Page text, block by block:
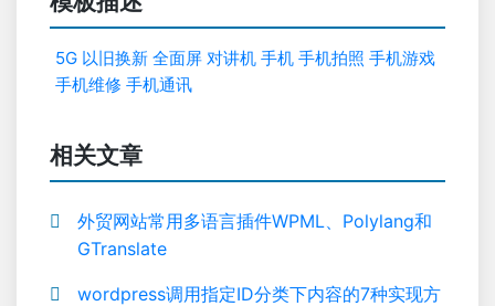
5G 以旧换新 全面屏 对讲机 手机 手机拍照 手机游戏
手机维修 手机通讯
相关文章
外贸网站常用多语言插件WPML、Polylang和
GTranslate
wordpress调用指定ID分类下内容的7种实现方